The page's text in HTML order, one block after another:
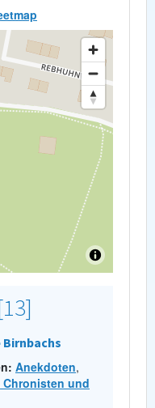
Birnbachs
Anekdoten,
Chronisten und